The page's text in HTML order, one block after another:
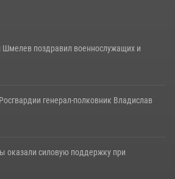
Шмелев поздравил военнослужащих и
генерал-полковник Владислав
оказали силовую поддержку при